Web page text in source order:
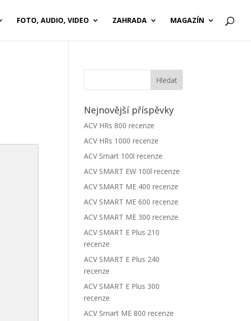
FOTO, AUDIO, VIDEO ZAHRADA MAGAZÍN
Nejnovější příspěvky
ACV HRs 800 recenze
ACV HRs 1000 recenze
ACV Smart 100l recenze
ACV SMART EW 100l recenze
ACV SMART ME 400 recenze
ACV SMART ME 600 recenze
ACV SMART ME 300 recenze
ACV SMART E Plus 210
recenze
ACV SMART E Plus 240
recenze
ACV SMART E Plus 300
recenze
ACV Smart ME 800 recenze